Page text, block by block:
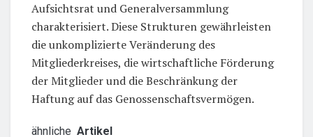
Aufsichtsrat und Generalversammlung
charakterisiert. Diese Strukturen gewährleisten
die unkomplizierte Veränderung des
Mitgliederkreises, die wirtschaftliche Förderung
der Mitglieder und die Beschränkung der
Haftung auf das Genossenschaftsvermögen.
ähnliche Artikel